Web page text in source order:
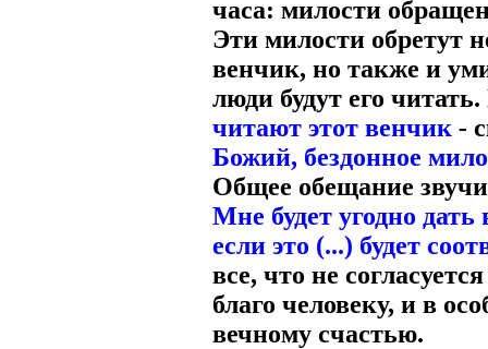
часа: милости
Эти милости обретут
венчик, но также и
люди будут его читать.
читают этот венчик -
Божий, бездонное
Общее обещание
Мне будет угодно
если это (...) будет
все, что не
благо человеку, и в
вечному счастью.